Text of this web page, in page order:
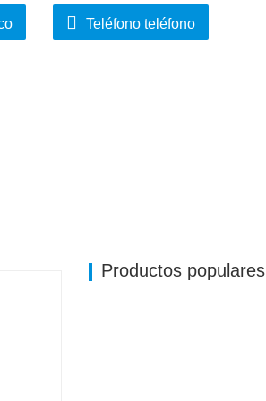
Teléfono teléfono
Productos populares